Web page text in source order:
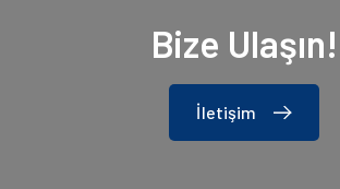
Bize Ulaşın!
İletişim